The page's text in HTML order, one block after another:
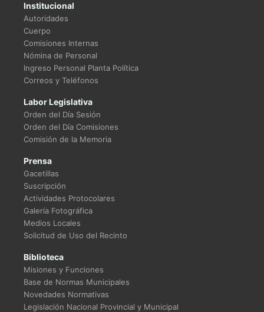
Institucional
Autoridades
Cuerpo
Comisiones Internas
Nómina de Personal
Ingreso Personal Planta Política
Correos y Teléfonos
Labor Legislativa
Orden del Día Sesión
Orden del Día Comisiones
Comisión de la Memoria
Prensa
Gacetillas
Suscripción
Actividades Protocolares
Galería Fotográfica
Medios Locales
Solicitud de Uso del Recinto
Biblioteca
Misiones y Funciones
Base de Normas Municipales
Novedades Normativas
Legislación Nacional Provincial y Municipal